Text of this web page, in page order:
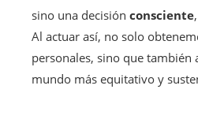
sino una decisión consciente,
Al actuar así, no solo
personales, sino que también
mundo más equitativo y